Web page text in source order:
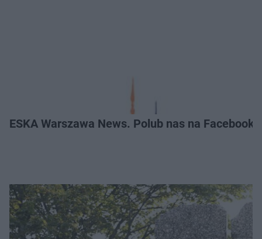
ESKA Warszawa News. Polub nas na